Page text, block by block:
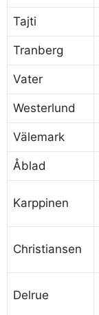
Tajti
Tranberg
Vater
Westerlund
Välemark
Åblad
Karppinen
Christiansen
Delrue